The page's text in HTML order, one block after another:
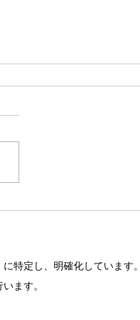
なときの必要な看護」
特定し、明確化しています。
ます。